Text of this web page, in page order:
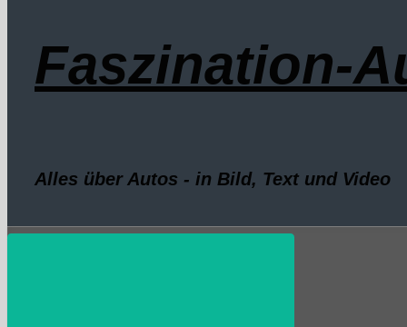
Faszination-
Alles über Autos - in Bild, Text und Video